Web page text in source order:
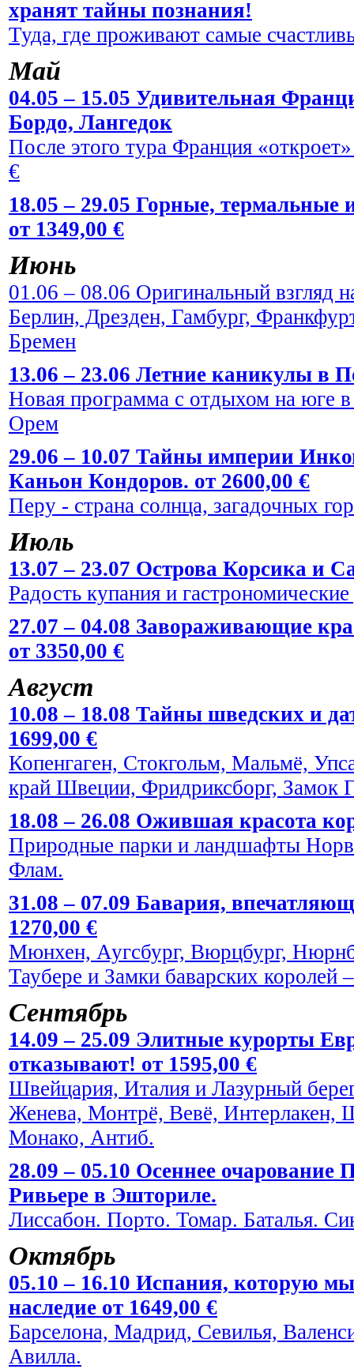
хранят тайны познания!
Туда, где проживают самые
Май
04.05 – 15.05 Удивительная
Бордо, Лангедок
После этого тура Франция
€
18.05 – 29.05 Горные,
от 1349,00 €
Июнь
01.06 – 08.06 Оригинальный взгляд
Берлин, Дрезден, Гамбург,
Бремен
13.06 – 23.06 Летние каникулы в
Новая программа с отдыхом на юге
Орем
29.06 – 10.07 Тайны империи
Каньон Кондоров. от 2600,00 €
Перу - страна солнца, загадочных
Июль
13.07 – 23.07 Острова Корсика и
Радость купания и
27.07 – 04.08 Завораживающие
от 3350,00 €
Август
10.08 – 18.08 Тайны шведских и
1699,00 €
Копенгаген, Стокгольм, Мальмё,
край Швеции, Фридриксборг, Замок
18.08 – 26.08 Ожившая красота
Природные парки и ландшафты
Флам.
31.08 – 07.09 Бавария,
1270,00 €
Мюнхен, Аугсбург, Вюрцбург,
Таубере и Замки баварских
Сентябрь
14.09 – 25.09 Элитные курорты
отказывают! от 1595,00 €
Швейцария, Италия и Лазурный
Женева, Монтрё, Вевё,
Монако, Антиб.
28.09 – 05.10 Осеннее
Ривьере в Эшториле.
Лиссабон. Порто. Томар. Баталья.
Октябрь
05.10 – 16.10 Испания, которую
наследие от 1649,00 €
Барселона, Мадрид, Севилья,
Авилла.